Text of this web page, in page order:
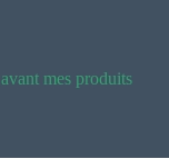
mes produits